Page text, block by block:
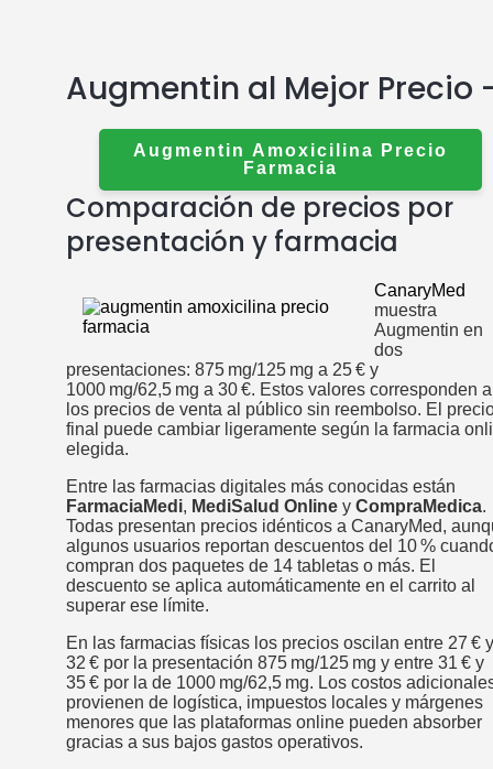
Augmentin al Mejor Precio
Augmentin Amoxicilina Precio
Farmacia
Comparación de precios por
presentación y farmacia
CanaryMed
muestra
Augmentin en
dos
presentaciones: 875 mg/125 mg a 25 € y
1000 mg/62,5 mg a 30 €. Estos valores corresponden a
los precios de venta al público sin reembolso. El
final puede cambiar ligeramente según la farmacia
elegida.
Entre las farmacias digitales más conocidas están
FarmaciaMedi, MediSalud Online y CompraMedica.
Todas presentan precios idénticos a CanaryMed,
algunos usuarios reportan descuentos del 10 %
compran dos paquetes de 14 tabletas o más. El
descuento se aplica automáticamente en el carrito al
superar ese límite.
En las farmacias físicas los precios oscilan entre 27 € y
32 € por la presentación 875 mg/125 mg y entre 31 € y
35 € por la de 1000 mg/62,5 mg. Los costos
provienen de logística, impuestos locales y márgenes
menores que las plataformas online pueden absorber
gracias a sus bajos gastos operativos.